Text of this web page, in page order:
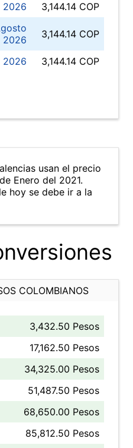
2026
3,144.14 COP
2026
3,144.14 COP
2026 3,144.14 COP
usan el precio
Enero del 2021.
hoy se debe ir a la
COLOMBIANOS
3,432.50 Pesos
17,162.50 Pesos
34,325.00 Pesos
51,487.50 Pesos
68,650.00 Pesos
85,812.50 Pesos